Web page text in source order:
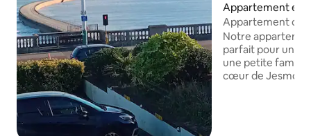
Appartement en
⋅ Jesmond
Appartement
Jesmond,
Notre
parfait pour une
une petite
cœur de